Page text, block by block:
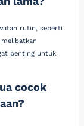
rutin, seperti
penting untuk
cocok